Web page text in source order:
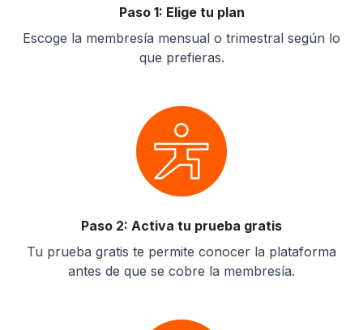
Paso 1: Elige tu plan
Escoge la membresía mensual o trimestral según lo
que prefieras.
Paso 2: Activa tu prueba gratis
Tu prueba gratis te permite conocer la plataforma
antes de que se cobre la membresía.